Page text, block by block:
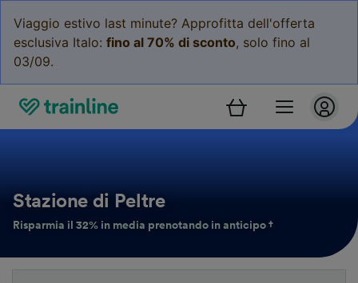
Viaggio estivo last minute? Approfitta dell'offerta
esclusiva Italo: fino al 70% di sconto, solo fino al
03/09.
Stazione di Peltre
Risparmia il 32% in media prenotando in anticipo †